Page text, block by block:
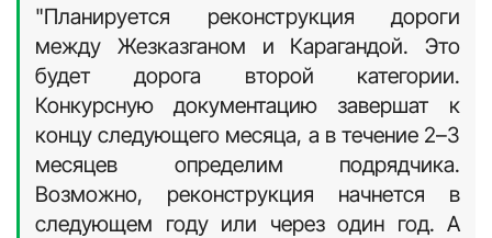
"Планируется реконструкция дороги
между Жезказганом и Карагандой. Это
будет дорога второй категории.
Конкурсную документацию завершат к
концу следующего месяца, а в течение 2–3
месяцев определим подрядчика.
Возможно, реконструкция начнется в
следующем году или через один год. А